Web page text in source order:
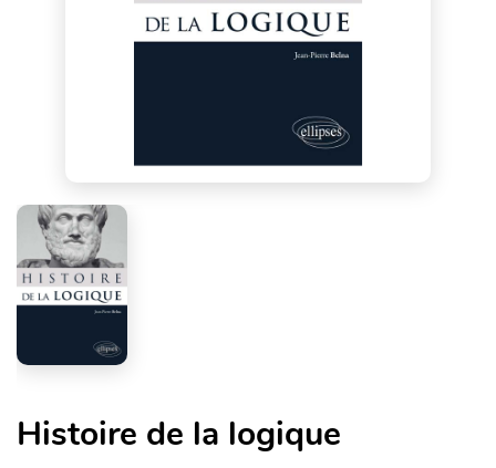
Histoire de la logique